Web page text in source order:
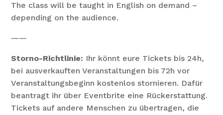
The class will be taught in English on demand –
depending on the audience.
——
Storno-Richtlinie: Ihr könnt eure Tickets bis 24h,
bei ausverkauften Veranstaltungen bis 72h vor
Veranstaltungsbeginn kostenlos stornieren. Dafür
beantragt ihr über Eventbrite eine Rückerstattung.
Tickets auf andere Menschen zu übertragen, die